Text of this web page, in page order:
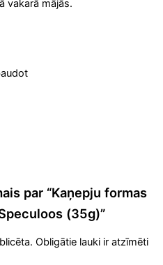
vakarā mājās.
par “Kaņepju formas
(35g)”
Obligātie lauki ir atzīmēti